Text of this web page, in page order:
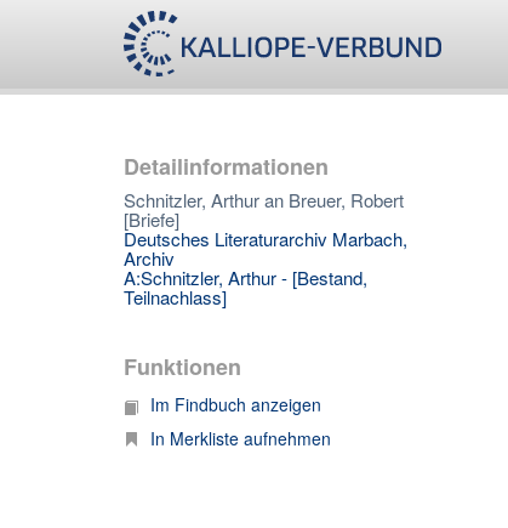
Detailinformationen
Schnitzler, Arthur an Breuer, Robert
[Briefe]
Deutsches Literaturarchiv Marbach,
Archiv
A:Schnitzler, Arthur - [Bestand,
Teilnachlass]
Funktionen
Im Findbuch anzeigen
In Merkliste aufnehmen